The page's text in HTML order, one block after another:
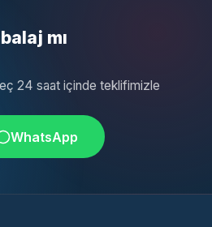
mı
24 saat içinde teklifimizle
WhatsApp